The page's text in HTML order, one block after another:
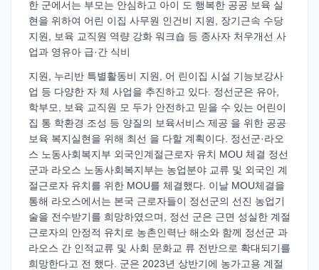
한 군에서는 부모는 안심하고 아이 도 행복한 공공 보육 실
현을 위하여 어린 이집 사무원 인건비 지원, 장기근속 수당
지원, 보육 교직원 역량 강화 워크숍 등 종사자 처우개선 사
업과 영유아 급·간 식비
지원, 누리반 특별활동비 지원, 어 린이집 시설 기능보강사
업 등 다양한 자 체 사업을 추진하고 있다. 정선군은 유아,
학부모, 보육 교직원 모 두가 안전하고 믿을 수 있는 어린이
집 통 학환경 조성 등 양질의 보육서비스 제공 을 위한 공공
보육 복지실현을 위해 최선 을 다할 계획이다. 정선군·라오
스 노동사회복지부 외국인계절근로자 유치 MOU 체결 정선
군과 라오스 노동사회복지부는 농업분야 교류 및 외국인 계
절근로자 유치를 위한 MOU를 체결했다. 이날 MOU체결을
통해 라오스에서는 본국 근로자들이 정선군의 선진 농업기
술을 전수받기를 희망하였으며, 정선 군은 근면 성실한 계절
근로자의 안정적 유치로 농촌인력난 해소와 함께 정선군 과
라오스 간 인적교류 및 사회 문화교 류 전반으로 확대되기를
희망한다고 전 했다. 군은 2023년 상반기에 농가고용 계절